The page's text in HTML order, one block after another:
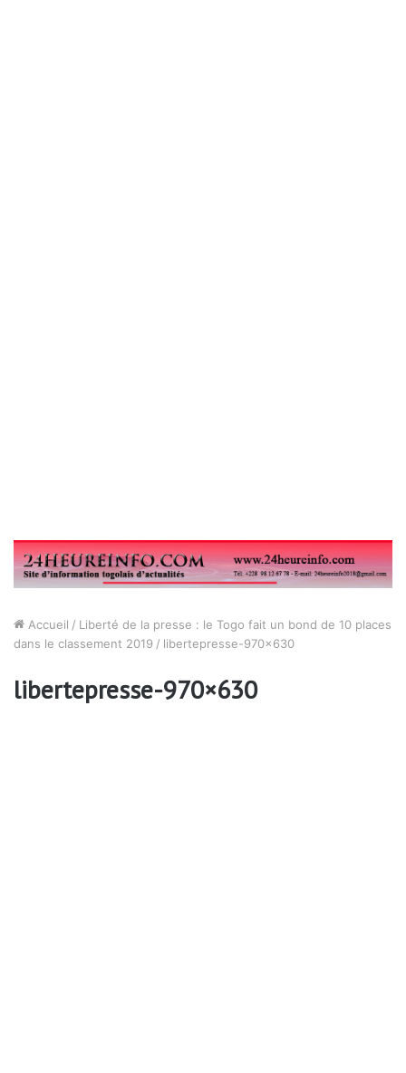
Accueil / Liberté de la presse : le Togo fait un bond de 10 places
dans le classement 2019 / libertepresse-970×630
libertepresse-970×630